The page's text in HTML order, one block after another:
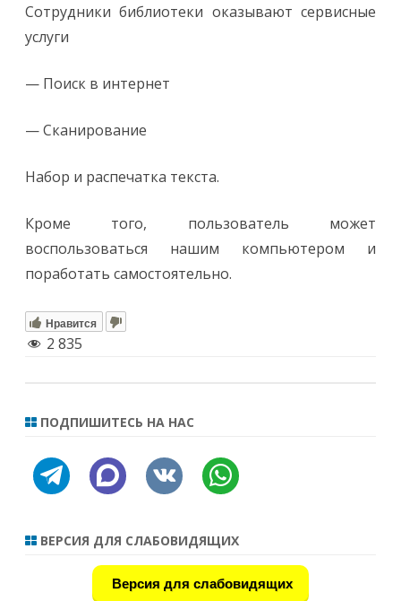
Сотрудники библиотеки оказывают сервисные
услуги
— Поиск в интернет
— Сканирование
Набор и распечатка текста.
Кроме того, пользователь может
воспользоваться нашим компьютером и
поработать самостоятельно.
Нравится
2 835
ПОДПИШИТЕСЬ НА НАС
telegram discourse vkontakte whatsapp
ВЕРСИЯ ДЛЯ СЛАБОВИДЯЩИХ
Версия для слабовидящих